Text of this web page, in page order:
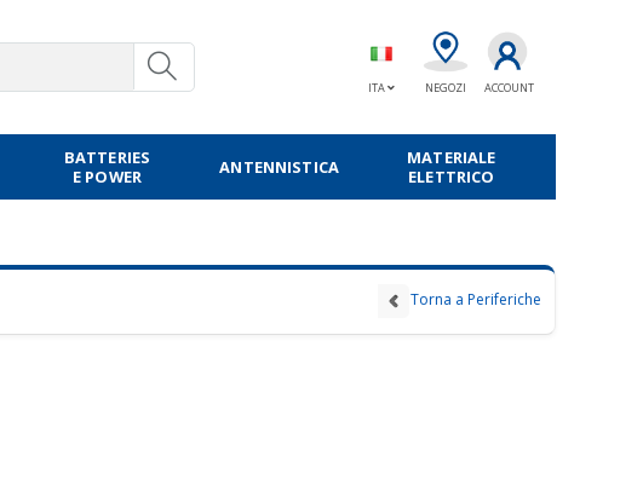
ITA NEGOZI ACCOUNT
BATTERIES
E POWER
ANTENNISTICA
MATERIALE
ELETTRICO
Torna a Periferiche